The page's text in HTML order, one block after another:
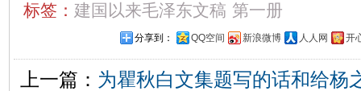
标签： 建国以来毛泽东文稿 第一册
分享到： QQ空间 新浪微博 人人网 开
上一篇： 为瞿秋白文集题写的话和给杨